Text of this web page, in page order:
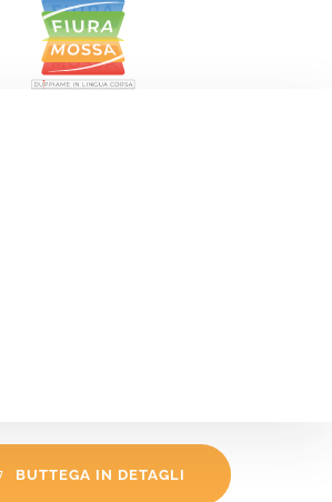
principal
BUTTEGA IN DETAGLI